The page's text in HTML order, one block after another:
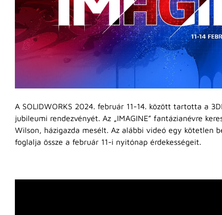
A SOLIDWORKS 2024. február 11-14. között tartotta a
jubileumi rendezvényét. Az „IMAGINE” fantázianévre
Wilson, házigazda mesélt. Az alábbi videó egy kötetlen
foglalja össze a február 11-i nyitónap érdekességeit.